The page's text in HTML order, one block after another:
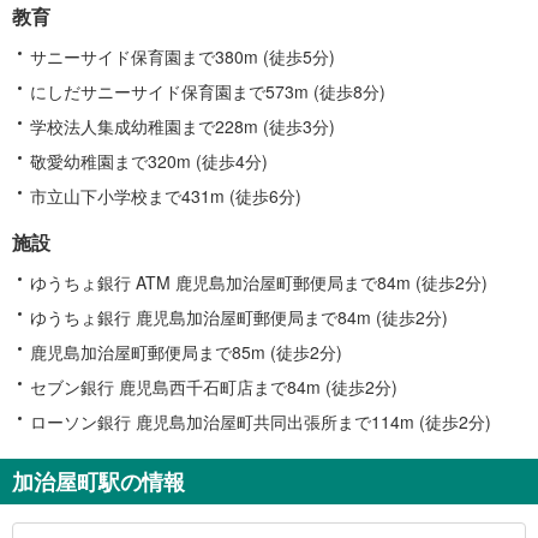
教育
サニーサイド保育園まで380m (徒歩5分)
にしだサニーサイド保育園まで573m (徒歩8分)
学校法人集成幼稚園まで228m (徒歩3分)
敬愛幼稚園まで320m (徒歩4分)
市立山下小学校まで431m (徒歩6分)
施設
ゆうちょ銀行 ATM 鹿児島加治屋町郵便局まで84m (徒歩2分)
ゆうちょ銀行 鹿児島加治屋町郵便局まで84m (徒歩2分)
鹿児島加治屋町郵便局まで85m (徒歩2分)
セブン銀行 鹿児島西千石町店まで84m (徒歩2分)
ローソン銀行 鹿児島加治屋町共同出張所まで114m (徒歩2分)
加治屋町駅の情報